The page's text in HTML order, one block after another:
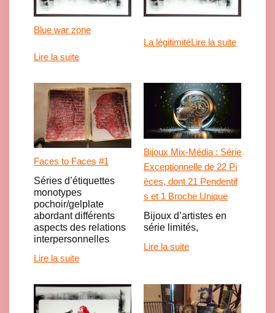
Blue war zone
Lire la suite
La légitimitéLire la suite
Faces to Faces #1
Séries d’étiquettes
monotypes
pochoir/gelplate
abordant différents
aspects des relations
interpersonnelles
Lire la suite
Bijoux Mix-Média : Série
Exceptionnelle de 22 Pi
èces, dont 21 Pendentif
s et 1 Broche Unique
Bijoux d’artistes en
série limités,
Lire la suite